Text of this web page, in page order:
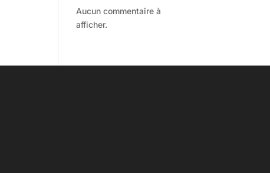
Aucun commentaire à
afficher.